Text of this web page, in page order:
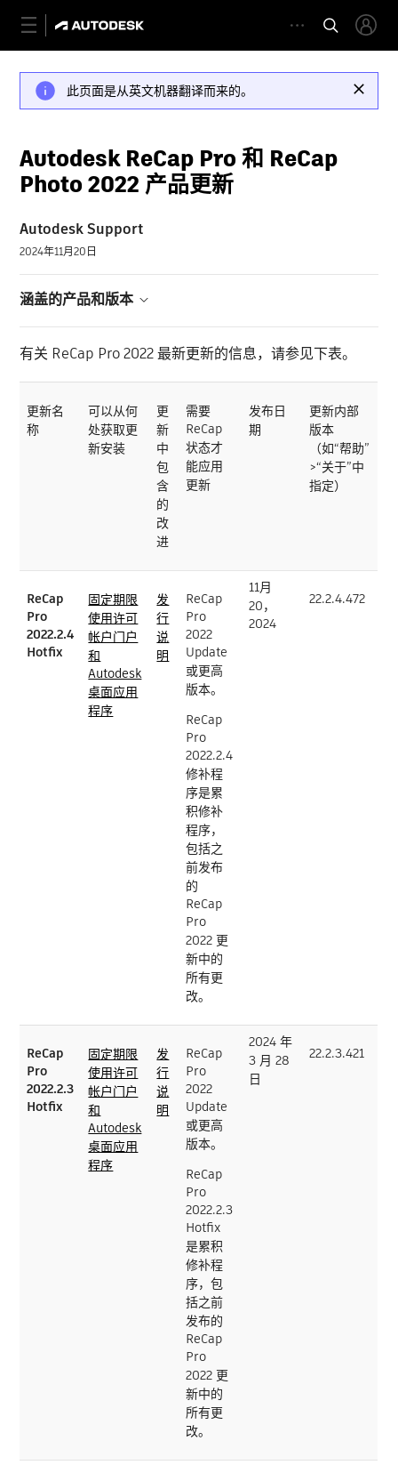
此页面是从英文机器翻译而来的。
Autodesk ReCap Pro 和 ReCap
Photo 2022 产品更新
Autodesk Support
2024年11月20日
涵盖的产品和版本
有关 ReCap Pro 2022 最新更新的信息，请参见下表。
更新名
称
可以从何
处获取更
新安装
更
新
中
包
含
的
改
进
需要
ReCap
状态才
能应用
更新
发布日
期
更新内部
版本
（如“帮助”
>“关于”中
指定）
ReCap
Pro
2022.2.4
Hotfix
固定期限
使用许可
帐户门户
和
Autodesk
桌面应用
程序
发
行
说
明
ReCap
Pro
2022
Update
或更高
版本。
ReCap
Pro
2022.2.4
修补程
序是累
积修补
程序，
包括之
前发布
的
ReCap
Pro
2022 更
新中的
所有更
改。
11月
20，
2024
22.2.4.472
ReCap
Pro
2022.2.3
Hotfix
固定期限
使用许可
帐户门户
和
Autodesk
桌面应用
程序
发
行
说
明
ReCap
Pro
2022
Update
或更高
版本。
ReCap
Pro
2022.2.3
Hotfix
是累积
修补程
序，包
括之前
发布的
ReCap
Pro
2022 更
新中的
所有更
改。
2024 年
3 月 28
日
22.2.3.421